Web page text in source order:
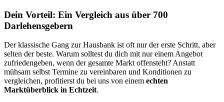
Dein Vorteil: Ein Vergleich aus über 700
Darlehensgebern
Der klassische Gang zur Hausbank ist oft nur der erste Schritt, aber
selten der beste. Warum solltest du dich mit nur einem Angebot
zufriedengeben, wenn der gesamte Markt offensteht? Anstatt
mühsam selbst Termine zu vereinbaren und Konditionen zu
vergleichen, profitierst du bei uns von einem echten
Marktüberblick in Echtzeit.